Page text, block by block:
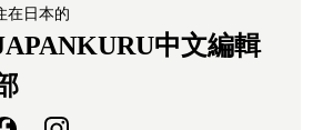
在日本的
中文編輯